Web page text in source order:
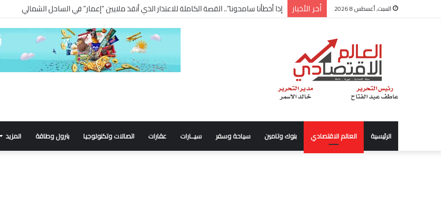
السبت, أغسطس 8 2026 أخر الأخبار شركة “Scope Developments” تعلن تولي أحمد كمال عيسى منصب الرئيس التنفيذي للقطاع التجاري
الرئيسية العالم الاقتصادي بنوك وتامين سياحة وسفر سيــارات عقارات اتصالات وتكنولوجيا بترول وطاقة المزيد